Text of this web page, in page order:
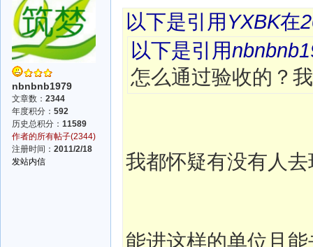
nbnbnb1979
文章数： 2344
年度积分： 592
历史总积分： 11589
作者的所有帖子(2344)
注册时间： 2011/2/18
发站内信
以下是引用YXBK在
以下是引用
怎么通过验收的？
我都怀疑有没有人
能进这样的单位且